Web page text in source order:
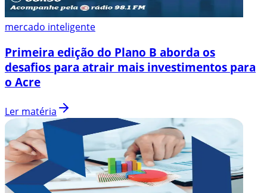
mercado inteligente
Primeira edição do Plano B aborda os
desafios para atrair mais investimentos para
o Acre
Ler matéria